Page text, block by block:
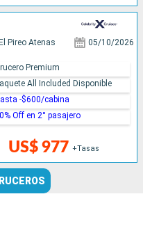
El Pireo Atenas 05/10/2026
US$ 977 +Tasas
Premium
All Included Disponible
-$600/cabina
Off en 2° pasajero